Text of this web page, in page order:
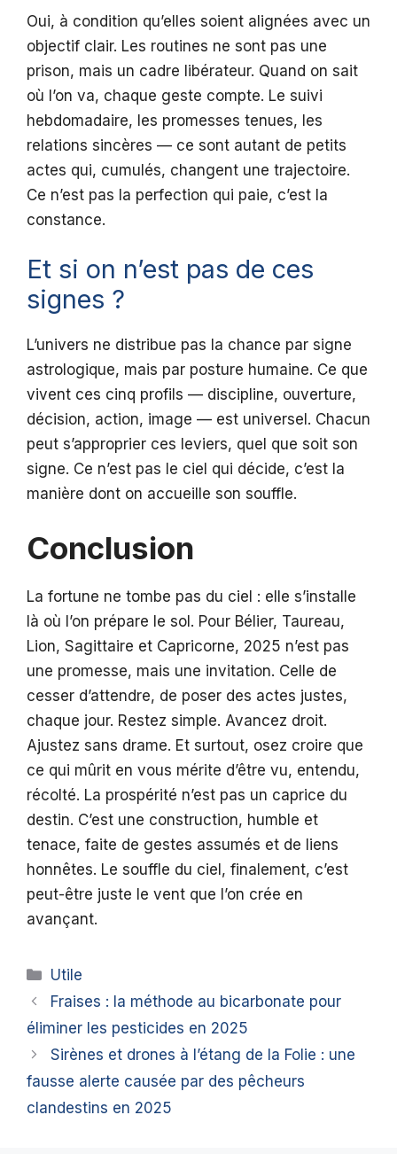
Oui, à condition qu’elles soient alignées avec un
objectif clair. Les routines ne sont pas une
prison, mais un cadre libérateur. Quand on sait
où l’on va, chaque geste compte. Le suivi
hebdomadaire, les promesses tenues, les
relations sincères — ce sont autant de petits
actes qui, cumulés, changent une trajectoire.
Ce n’est pas la perfection qui paie, c’est la
constance.
Et si on n’est pas de ces
signes ?
L’univers ne distribue pas la chance par signe
astrologique, mais par posture humaine. Ce que
vivent ces cinq profils — discipline, ouverture,
décision, action, image — est universel. Chacun
peut s’approprier ces leviers, quel que soit son
signe. Ce n’est pas le ciel qui décide, c’est la
manière dont on accueille son souffle.
Conclusion
La fortune ne tombe pas du ciel : elle s’installe
là où l’on prépare le sol. Pour Bélier, Taureau,
Lion, Sagittaire et Capricorne, 2025 n’est pas
une promesse, mais une invitation. Celle de
cesser d’attendre, de poser des actes justes,
chaque jour. Restez simple. Avancez droit.
Ajustez sans drame. Et surtout, osez croire que
ce qui mûrit en vous mérite d’être vu, entendu,
récolté. La prospérité n’est pas un caprice du
destin. C’est une construction, humble et
tenace, faite de gestes assumés et de liens
honnêtes. Le souffle du ciel, finalement, c’est
peut-être juste le vent que l’on crée en
avançant.
Catégories
Utile
Fraises : la méthode au bicarbonate pour
éliminer les pesticides en 2025
Sirènes et drones à l’étang de la Folie : une
fausse alerte causée par des pêcheurs
clandestins en 2025